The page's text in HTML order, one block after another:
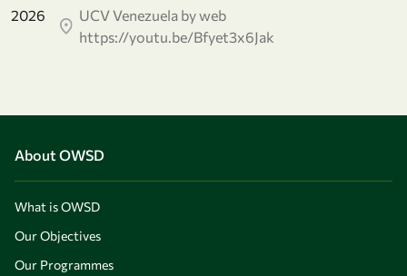
2026
UCV Venezuela by web
https://youtu.be/Bfyet3x6Jak
About OWSD
What is OWSD
Our Objectives
Our Programmes